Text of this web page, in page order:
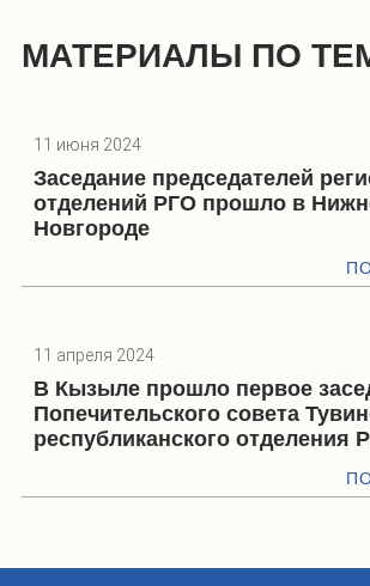
МАТЕРИАЛЫ ПО
11 июня 2024
Заседание председателей
отделений РГО прошло в
Новгороде
11 апреля 2024
В Кызыле прошло первое
Попечительского совета
республиканского отделения